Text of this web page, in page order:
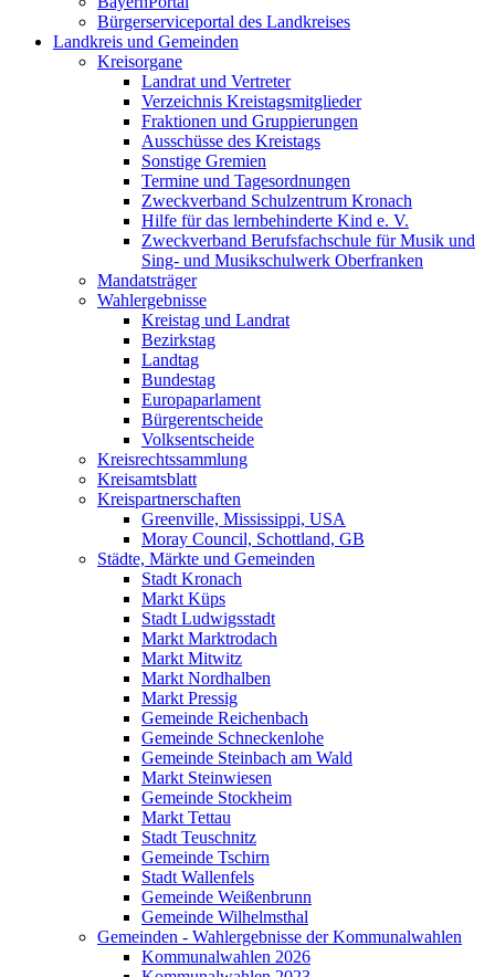
Bürgerserviceportal des Landkreises
Landkreis und Gemeinden
Kreisorgane
Landrat und Vertreter
Verzeichnis Kreistagsmitglieder
Fraktionen und Gruppierungen
Ausschüsse des Kreistags
Sonstige Gremien
Termine und Tagesordnungen
Zweckverband Schulzentrum Kronach
Hilfe für das lernbehinderte Kind e. V.
Zweckverband Berufsfachschule für Musik und
Sing- und Musikschulwerk Oberfranken
Mandatsträger
Wahlergebnisse
Kreistag und Landrat
Bezirkstag
Landtag
Bundestag
Europaparlament
Bürgerentscheide
Volksentscheide
Kreisrechtssammlung
Kreisamtsblatt
Kreispartnerschaften
Greenville, Mississippi, USA
Moray Council, Schottland, GB
Städte, Märkte und Gemeinden
Stadt Kronach
Markt Küps
Stadt Ludwigsstadt
Markt Marktrodach
Markt Mitwitz
Markt Nordhalben
Markt Pressig
Gemeinde Reichenbach
Gemeinde Schneckenlohe
Gemeinde Steinbach am Wald
Markt Steinwiesen
Gemeinde Stockheim
Markt Tettau
Stadt Teuschnitz
Gemeinde Tschirn
Stadt Wallenfels
Gemeinde Weißenbrunn
Gemeinde Wilhelmsthal
Gemeinden - Wahlergebnisse der Kommunalwahlen
Kommunalwahlen 2026